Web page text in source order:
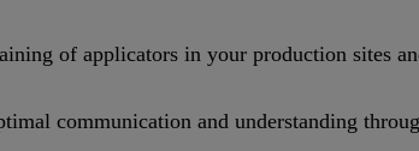
of applicators in your production sites
communication and understanding